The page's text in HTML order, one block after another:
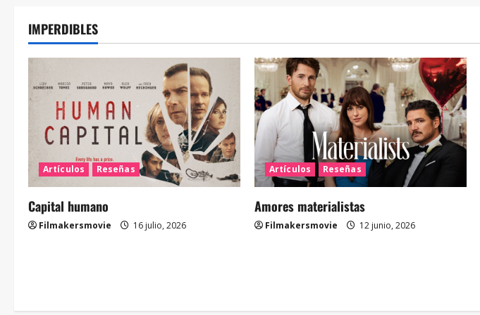
IMPERDIBLES
Artículos Reseñas
Capital humano
Filmakersmovie 16 julio, 2026
Artículos Reseñas
Amores materialistas
Filmakersmovie 12 junio, 2026